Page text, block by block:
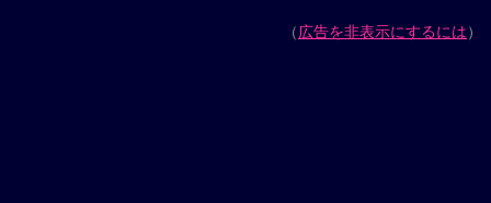
（広告を非表示にするには）